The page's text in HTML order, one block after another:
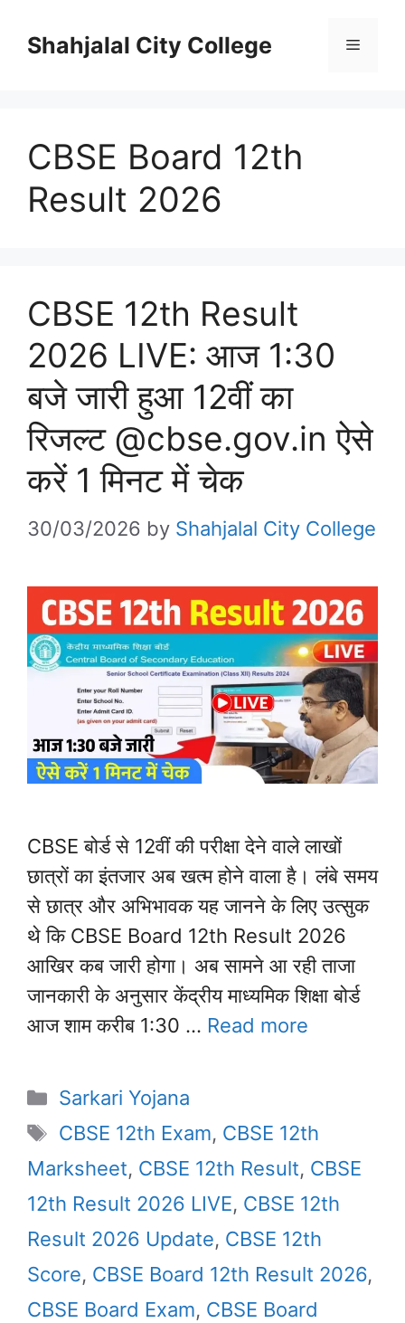
Shahjalal City College Menu
CBSE Board 12th
Result 2026
CBSE 12th Result
2026 LIVE: आज 1:30
बजे जारी हुआ 12वीं का
रिजल्ट @cbse.gov.in ऐसे
करें 1 मिनट में चेक
30/03/2026 by Shahjalal City College
CBSE बोर्ड से 12वीं की परीक्षा देने वाले लाखों
छात्रों का इंतजार अब खत्म होने वाला है। लंबे समय
से छात्र और अभिभावक यह जानने के लिए उत्सुक
थे कि CBSE Board 12th Result 2026
आखिर कब जारी होगा। अब सामने आ रही ताजा
जानकारी के अनुसार केंद्रीय माध्यमिक शिक्षा बोर्ड
आज शाम करीब 1:30 … Read more
Categories
Sarkari Yojana
Tags
CBSE 12th Exam, CBSE 12th
Marksheet, CBSE 12th Result, CBSE
12th Result 2026 LIVE, CBSE 12th
Result 2026 Update, CBSE 12th
Score, CBSE Board 12th Result 2026,
CBSE Board Exam, CBSE Board